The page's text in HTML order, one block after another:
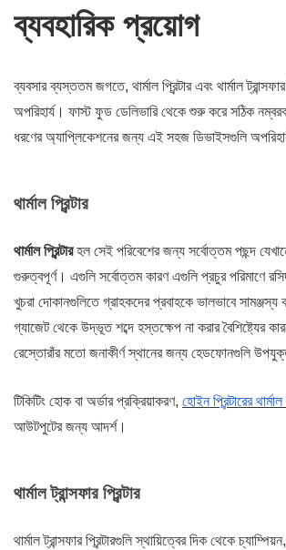
ব্যবহারিক প্রয়োগ
ব্যবসার ব্যস্ততম জগতে, থার্মাল প্রিন্টার এবং থার্মাল ট্রান্সফার
অপরিহার্য। ফাস্ট ফুড ডেলিভারি থেকে শুরু করে সঠিক
ধরণের অ্যাপ্লিকেশনের জন্য এই সহজ ডিভাইসগুলি
থার্মাল প্রিন্টার
থার্মাল প্রিন্টার হল সেই পরিবেশের জন্য সর্বোত্তম পছন্দ
গুরুত্বপূর্ণ। এগুলি সর্বোত্তম কারণ এগুলি প্রচুর পরিমাণে
খুচরা দোকানগুলিতে গ্রাহকদের প্রবাহকে ভালভাবে সামঞ্জস্য
গ্যাজেট থেকে উদ্ভূত শব্দে হস্তক্ষেপ না করার বৈশিষ্ট্যের
রেস্তোরাঁর মতো জনাকীর্ণ স্থানের জন্য হেডফোনগুলি
টিকিটিং হোক বা অর্ডার প্রক্রিয়াকরণ, হোইন প্রিন্টারের থার্মাল
আউটপুটের জন্য আদর্শ।
থার্মাল ট্রান্সফার প্রিন্টার
থার্মাল ট্রান্সফার প্রিন্টারগুলি স্থায়িত্বের দিক থেকে